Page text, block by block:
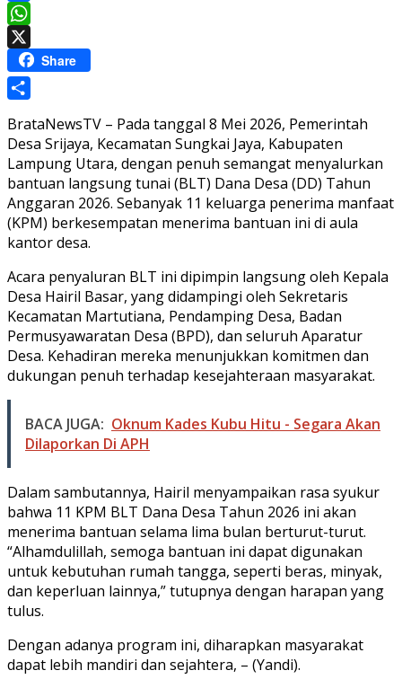
Facebook
WhatsApp
Share
BrataNewsTV – Pada tanggal 8 Mei 2026, Pemerintah
Desa Srijaya, Kecamatan Sungkai Jaya, Kabupaten
Lampung Utara, dengan penuh semangat menyalurkan
bantuan langsung tunai (BLT) Dana Desa (DD) Tahun
Anggaran 2026. Sebanyak 11 keluarga penerima manfaat
(KPM) berkesempatan menerima bantuan ini di aula
kantor desa.
Acara penyaluran BLT ini dipimpin langsung oleh Kepala
Desa Hairil Basar, yang didampingi oleh Sekretaris
Kecamatan Martutiana, Pendamping Desa, Badan
Permusyawaratan Desa (BPD), dan seluruh Aparatur
Desa. Kehadiran mereka menunjukkan komitmen dan
dukungan penuh terhadap kesejahteraan masyarakat.
BACA JUGA: Oknum Kades Kubu Hitu - Segara Akan
Dilaporkan Di APH
Dalam sambutannya, Hairil menyampaikan rasa syukur
bahwa 11 KPM BLT Dana Desa Tahun 2026 ini akan
menerima bantuan selama lima bulan berturut-turut.
“Alhamdulillah, semoga bantuan ini dapat digunakan
untuk kebutuhan rumah tangga, seperti beras, minyak,
dan keperluan lainnya,” tutupnya dengan harapan yang
tulus.
Dengan adanya program ini, diharapkan masyarakat
dapat lebih mandiri dan sejahtera, – (Yandi).